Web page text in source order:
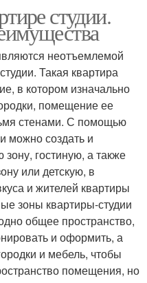
студии.
неотъемлемой
Такая квартира
в котором изначально
помещение ее
стенами. С помощью
можно создать и
гостиную, а также
или детскую, в
и жителей квартиры
зоны квартиры-студии
общее пространство,
и оформить, а
и мебель, чтобы
помещения, но